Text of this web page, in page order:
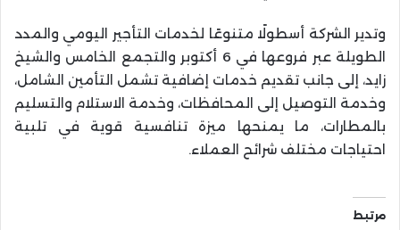
وتدير الشركة أسطولًا متنوعًا لخدمات التأجير اليومي والمدد
الطويلة عبر فروعها في 6 أكتوبر والتجمع الخامس والشيخ
زايد، إلى جانب تقديم خدمات إضافية تشمل التأمين الشامل،
وخدمة التوصيل إلى المحافظات، وخدمة الاستلام والتسليم
بالمطارات، ما يمنحها ميزة تنافسية قوية في تلبية
احتياجات مختلف شرائح العملاء.
مرتبط